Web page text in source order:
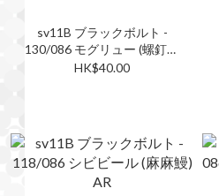
sv11B ブラックボルト -
130/086 モグリュー (螺釘地
鼠) AR
HK$40.00